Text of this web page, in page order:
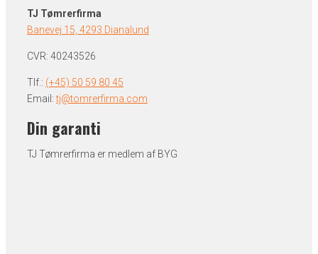
TJ Tømrerfirma
Banevej 15, 4293 Dianalund
CVR: 40243526
Tlf.: (+45) 50 59 80 45
Email:tj@tomrerfirma.com
Din garanti
TJ Tømrerfirma er medlem af BYG